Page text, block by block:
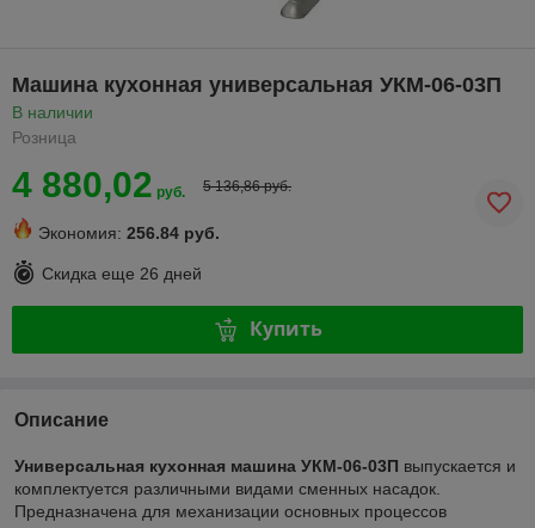
Машина кухонная универсальная УКМ-06-03П
В наличии
Розница
4 880,02 руб. 5 136,86 руб.
Экономия: 256.84 руб.
Скидка еще 26 дней
Купить
Описание
Универсальная кухонная машина УКМ-06-03П выпускается и
комплектуется различными видами сменных насадок.
Предназначена для механизации основных процессов